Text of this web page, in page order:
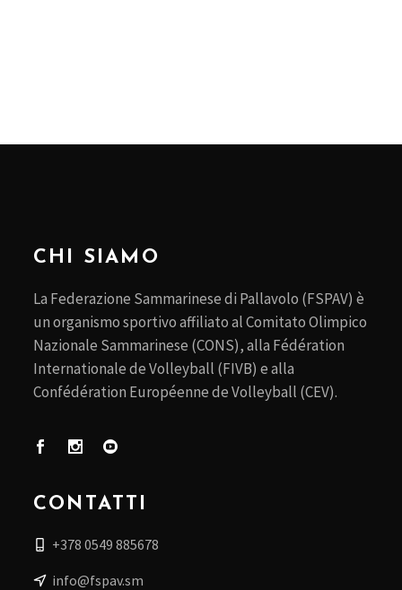
CHI SIAMO
La Federazione Sammarinese di Pallavolo (FSPAV) è
un organismo sportivo affiliato al Comitato Olimpico
Nazionale Sammarinese (CONS), alla Fédération
Internationale de Volleyball (FIVB) e alla
Confédération Européenne de Volleyball (CEV).
CONTATTI
+378 0549 885678
info@fspav.sm